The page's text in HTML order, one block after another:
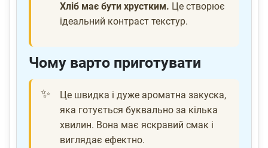
Хліб має бути хрустким. Це створює
ідеальний контраст текстур.
Чому варто приготувати
Це швидка і дуже ароматна закуска,
яка готується буквально за кілька
хвилин. Вона має яскравий смак і
виглядає ефектно.